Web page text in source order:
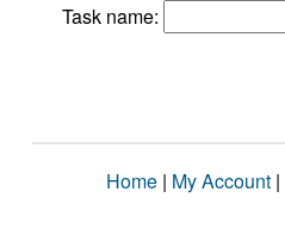
Task name:
Home | My Account |